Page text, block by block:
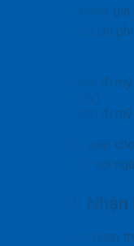
tại Mỹ). Chuyên
cầu để tối ưu chi
Gửi nệm đi
Gửi nệm đi
Việc tư vấn giúp
phù hợp nhất với
Bước 2:
Đây là bước quan